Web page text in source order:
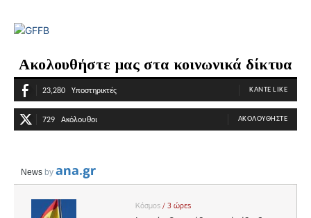
Ακολουθήστε μας στα κοινωνικά δίκτυα
23,280 Υποστηρικτές ΚΆΝΤΕ LIKE
729 Ακόλουθοι ΑΚΟΛΟΥΘΉΣΤΕ